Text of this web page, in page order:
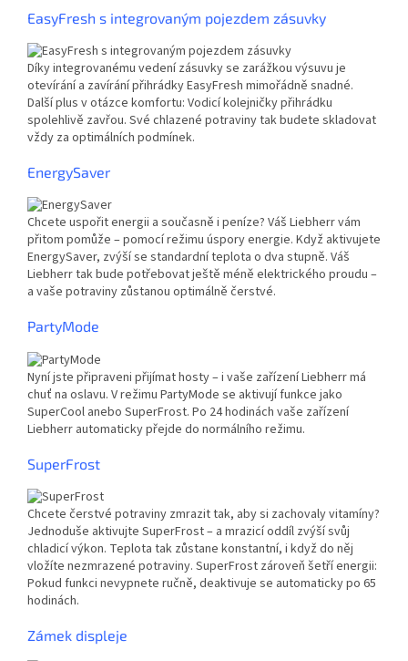
EasyFresh s integrovaným pojezdem zásuvky
Díky integrovanému vedení zásuvky se zarážkou výsuvu je
otevírání a zavírání přihrádky EasyFresh mimořádně snadné.
Další plus v otázce komfortu: Vodicí kolejničky přihrádku
spolehlivě zavřou. Své chlazené potraviny tak budete skladovat
vždy za optimálních podmínek.
EnergySaver
Chcete uspořit energii a současně i peníze? Váš Liebherr vám
přitom pomůže – pomocí režimu úspory energie. Když aktivujete
EnergySaver, zvýší se standardní teplota o dva stupně. Váš
Liebherr tak bude potřebovat ještě méně elektrického proudu –
a vaše potraviny zůstanou optimálně čerstvé.
PartyMode
Nyní jste připraveni přijímat hosty – i vaše zařízení Liebherr má
chuť na oslavu. V režimu PartyMode se aktivují funkce jako
SuperCool anebo SuperFrost. Po 24 hodinách vaše zařízení
Liebherr automaticky přejde do normálního režimu.
SuperFrost
Chcete čerstvé potraviny zmrazit tak, aby si zachovaly vitamíny?
Jednoduše aktivujte SuperFrost – a mrazicí oddíl zvýší svůj
chladicí výkon. Teplota tak zůstane konstantní, i když do něj
vložíte nezmrazené potraviny. SuperFrost zároveň šetří energii:
Pokud funkci nevypnete ručně, deaktivuje se automaticky po 65
hodinách.
Zámek displeje